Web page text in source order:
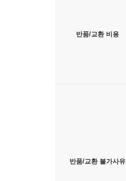
반품/교환 비용
반품/교환 불가사유